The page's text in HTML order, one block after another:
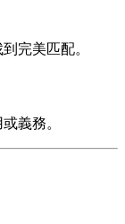
完美匹配。
義務。